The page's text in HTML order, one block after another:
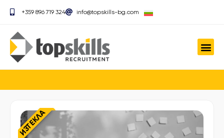
+359 896 719 324 info@topskills-bg.com
ИЗТЕКЛА